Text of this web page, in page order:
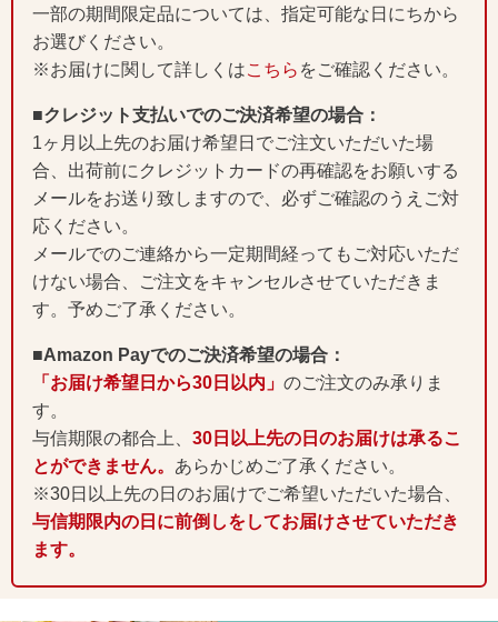
一部の期間限定品については、指定可能な日にちから
お選びください。
※お届けに関して詳しくはこちら をご確認ください。
■クレジット支払いでのご決済希望の場合：
1ヶ月以上先のお届け希望日でご注文いただいた場
合、出荷前にクレジットカードの再確認をお願いする
メールをお送り致しますので、必ずご確認のうえご対
応ください。
メールでのご連絡から一定期間経ってもご対応いただ
けない場合、ご注文をキャンセルさせていただきま
す。予めご了承ください。
■Amazon Payでのご決済希望の場合：
「お届け希望日から30日以内」のご注文のみ承りま
す。
与信期限の都合上、30日以上先の日のお届けは承るこ
とができません。 あらかじめご了承ください。
※30日以上先の日のお届けでご希望いただいた場合、
与信期限内の日に前倒しをしてお届けさせていただき
ます。